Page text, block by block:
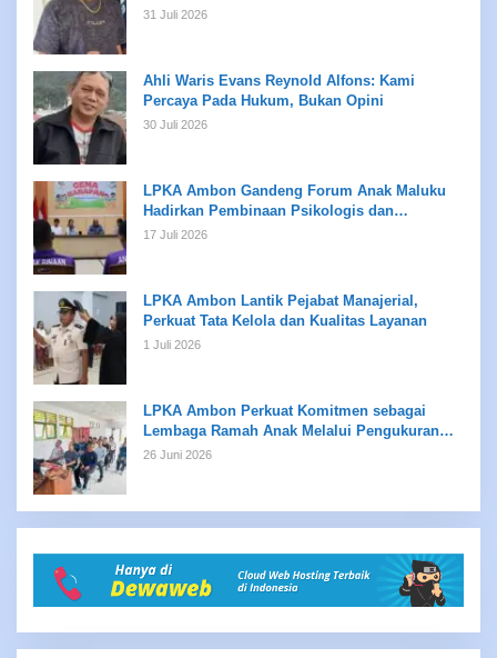
Putusan Pengadilan
31 Juli 2026
Ahli Waris Evans Reynold Alfons: Kami
Percaya Pada Hukum, Bukan Opini
30 Juli 2026
LPKA Ambon Gandeng Forum Anak Maluku
Hadirkan Pembinaan Psikologis dan
Kreativitas bagi Anak Binaan
17 Juli 2026
LPKA Ambon Lantik Pejabat Manajerial,
Perkuat Tata Kelola dan Kualitas Layanan
1 Juli 2026
LPKA Ambon Perkuat Komitmen sebagai
Lembaga Ramah Anak Melalui Pengukuran
Standar LPKRA
26 Juni 2026